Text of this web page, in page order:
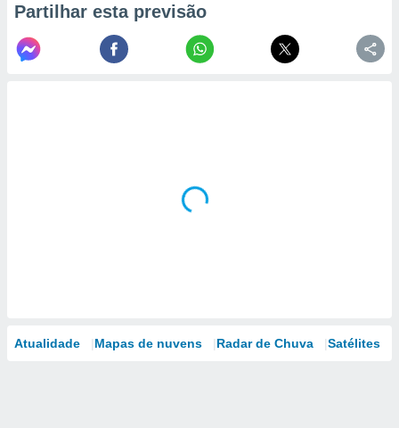
Partilhar esta previsão
Atualidade Mapas de nuvens Radar de Chuva Satélites